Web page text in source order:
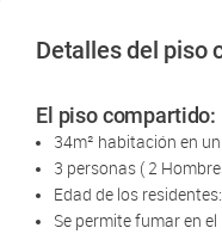
Detalles del piso
El piso compartido:
34m² habitación en
3 personas ( 2
Edad de los
Se permite fumar en